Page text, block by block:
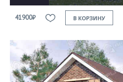
41900₽ В КОРЗИНУ